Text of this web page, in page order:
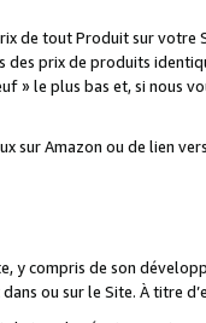
de tout Produit sur
des prix de produits
» le plus bas et, si nous
sur Amazon ou de lien
y compris de son
ou sur le Site. À titre